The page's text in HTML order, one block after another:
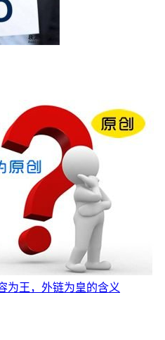
为王，外链为皇的含义